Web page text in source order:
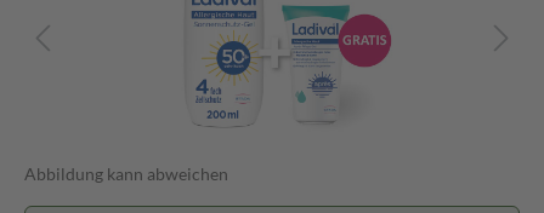
Abbildung kann abweichen